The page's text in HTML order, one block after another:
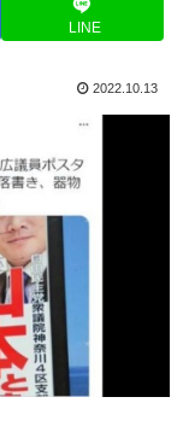
LINE
2022.10.13